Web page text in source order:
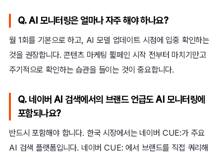
Q. AI 모니터링은 얼마나 자주 해야 하나요?
월 1회를 기본으로 하고, AI 모델 업데이트 시점에 입중 확인하는
것을 권장합니다. 콘텐츠 마케팅 쮩페인 시작 전부터 마치기만고
주기적으로 확인하는 습관을 들이는 것이 중요합니다.
Q. 네이버 AI 검색에서의 브랜드 언급도 AI 모니터링에
포함되나요?
반드시 포함해야 합니다. 한국 시장에서는 네이버 CUE:가 주요
AI 검색 플랫폼입니다. 네이버 CUE: 에서 브랜드를 직접 쿼리해